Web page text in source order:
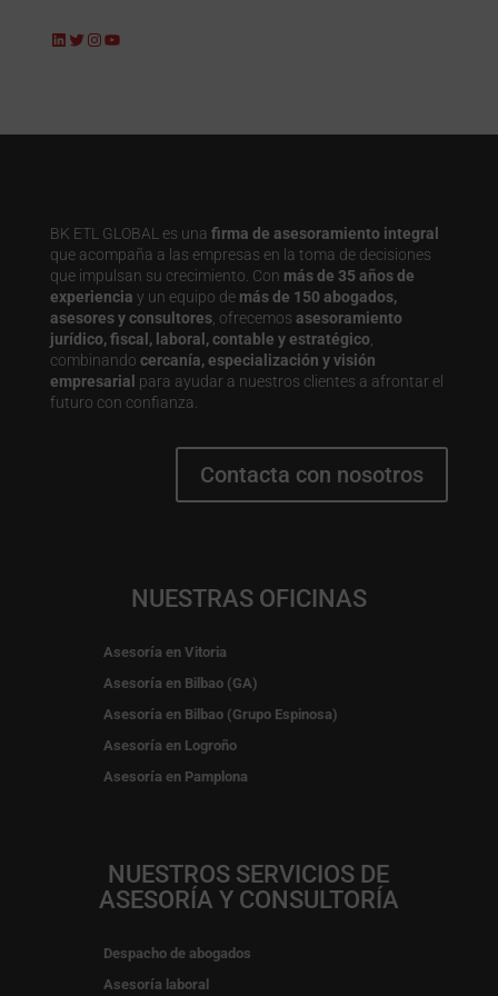
LinkedIn
Twitter
Instagram
YouTube
BK ETL GLOBAL es una firma de asesoramiento integral
que acompaña a las empresas en la toma de decisiones
que impulsan su crecimiento. Con más de 35 años de
experiencia y un equipo de más de 150 abogados,
asesores y consultores, ofrecemos asesoramiento
jurídico, fiscal, laboral, contable y estratégico
combinando cercanía, especialización y visión
empresarial para ayudar a nuestros clientes a afrontar el
futuro con confianza.
Contacta con nosotros
NUESTRAS OFICINAS
Asesoría en Vitoria
Asesoría en Bilbao (GA)
Asesoría en Bilbao (Grupo Espinosa)
Asesoría en Logroño
Asesoría en Pamplona
NUESTROS SERVICIOS DE
ASESORÍA Y CONSULTORÍA
Despacho de abogados
Asesoría laboral